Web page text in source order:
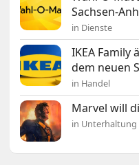
Sachsen-
in Dienste
IKEA Family
dem neuen
in Handel
Marvel will
in Unterhaltung